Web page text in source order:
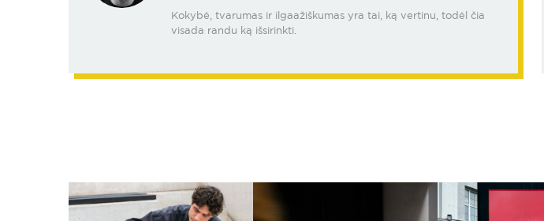
Kokybė, tvarumas ir ilgaažiškumas yra tai, ką vertinu, todėl čia
visada randu ką išsirinkti.